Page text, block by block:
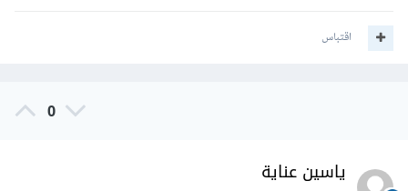
اقتباس
0
ياسين عناية